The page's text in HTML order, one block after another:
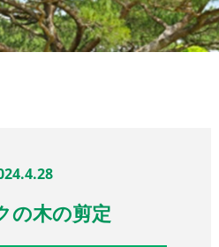
の木の剪定